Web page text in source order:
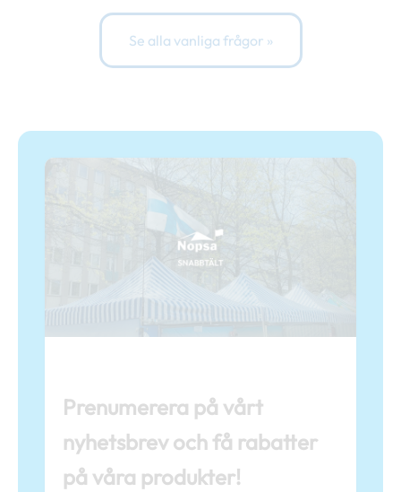
Se alla vanliga frågor »
Prenumerera på vårt
nyhetsbrev och få rabatter
på våra produkter!